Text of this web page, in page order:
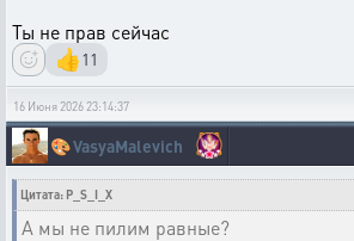
Ты не прав сейчас
👍11
16 Июня 2026 23:14:37
🎨VasyaMalevich
Цитата: P_S_I_X
А мы не пилим равные?